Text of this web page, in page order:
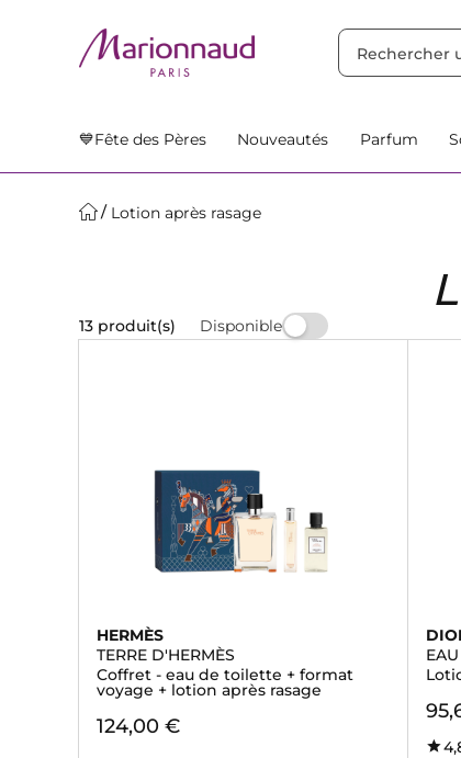
💙Fête des Pères Nouveautés Parfum
Lotion après rasage
13 produit(s) Disponible
HERMÈS
TERRE D'HERMÈS
Coffret - eau de toilette + format
voyage + lotion après rasage
124,00 €